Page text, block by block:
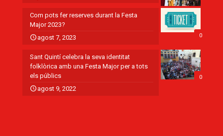
0
Com pots fer reserves durant la Festa
Major 2023?
agost 7, 2023
0
Sant Quintí celebra la seva identitat
folklòrica amb una Festa Major per a tots
els públics
agost 9, 2022